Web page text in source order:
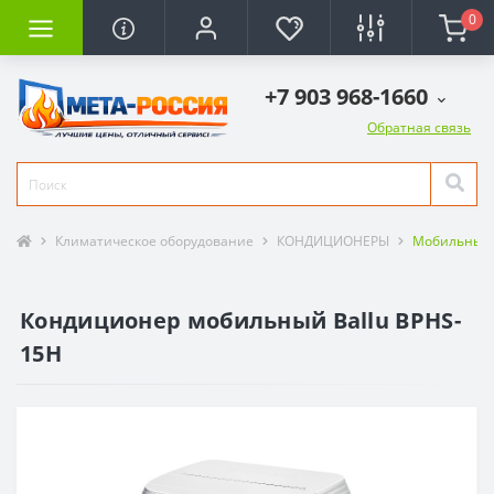
0
+7 903 968-1660
Обратная связь
Климатическое оборудование КОНДИЦИОНЕРЫ Мобильные
Кондиционер мобильный Ballu BPHS-
15H